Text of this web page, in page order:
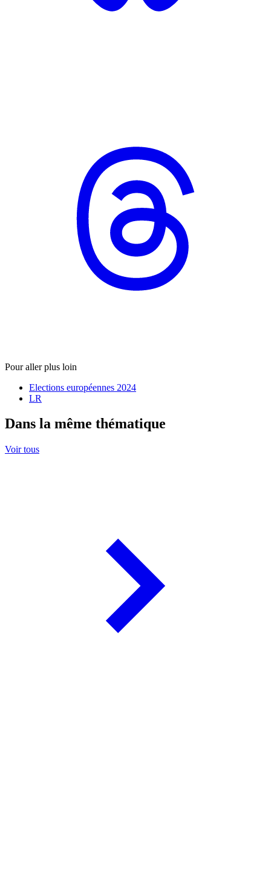
Pour aller plus loin
Elections européennes 2024
LR
Dans la même thématique
Voir tous